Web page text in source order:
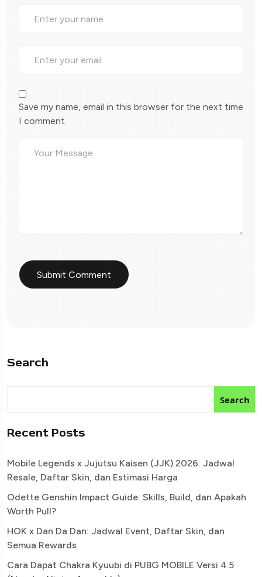
Save my name, email in this browser for the next time
I comment.
Search
Search
Recent Posts
Mobile Legends x Jujutsu Kaisen (JJK) 2026: Jadwal
Resale, Daftar Skin, dan Estimasi Harga
Odette Genshin Impact Guide: Skills, Build, dan Apakah
Worth Pull?
HOK x Dan Da Dan: Jadwal Event, Daftar Skin, dan
Semua Rewards
Cara Dapat Chakra Kyuubi di PUBG MOBILE Versi 4.5